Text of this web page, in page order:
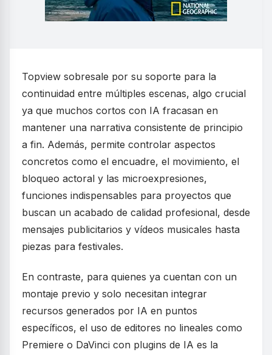
Topview sobresale por su soporte para la
continuidad entre múltiples escenas, algo crucial
ya que muchos cortos con IA fracasan en
mantener una narrativa consistente de principio
a fin. Además, permite controlar aspectos
concretos como el encuadre, el movimiento, el
bloqueo actoral y las microexpresiones,
funciones indispensables para proyectos que
buscan un acabado de calidad profesional, desde
mensajes publicitarios y vídeos musicales hasta
piezas para festivales.
En contraste, para quienes ya cuentan con un
montaje previo y solo necesitan integrar
recursos generados por IA en puntos
específicos, el uso de editores no lineales como
Premiere o DaVinci con plugins de IA es la